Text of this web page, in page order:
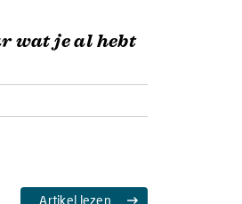
wat je al hebt
Artikel lezen